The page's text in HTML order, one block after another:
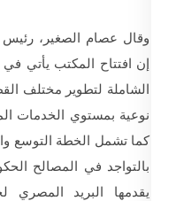
وقال عصام الصغير، رئيس
إن افتتاح المكتب يأتي في
الشاملة لتطوير مختلف
نوعية بمستوي الخدمات
كما تشمل الخطة التوسع
بالتواجد في المصالح
يقدمها البريد المصري